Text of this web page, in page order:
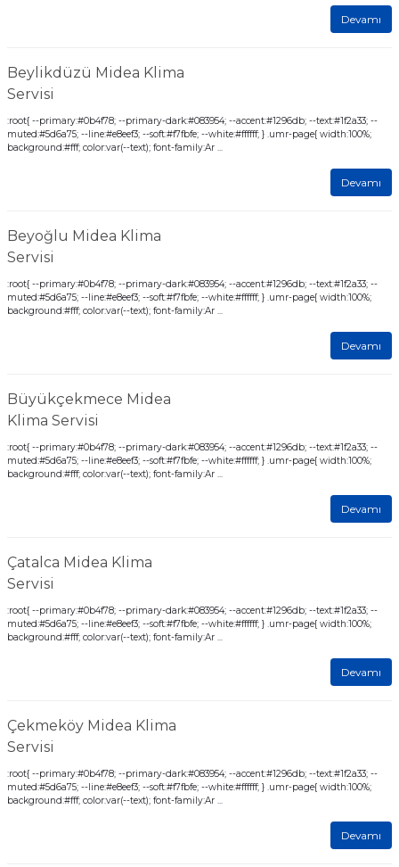
Devamı
Beylikdüzü Midea Klima
Servisi
:root{ --primary:#0b4f78; --primary-dark:#083954; --accent:#1296db; --text:#1f2a33; --
muted:#5d6a75; --line:#e8eef3; --soft:#f7fbfe; --white:#ffffff; } .umr-page{ width:100%;
background:#fff; color:var(--text); font-family:Ar ...
Devamı
Beyoğlu Midea Klima
Servisi
:root{ --primary:#0b4f78; --primary-dark:#083954; --accent:#1296db; --text:#1f2a33; --
muted:#5d6a75; --line:#e8eef3; --soft:#f7fbfe; --white:#ffffff; } .umr-page{ width:100%;
background:#fff; color:var(--text); font-family:Ar ...
Devamı
Büyükçekmece Midea
Klima Servisi
:root{ --primary:#0b4f78; --primary-dark:#083954; --accent:#1296db; --text:#1f2a33; --
muted:#5d6a75; --line:#e8eef3; --soft:#f7fbfe; --white:#ffffff; } .umr-page{ width:100%;
background:#fff; color:var(--text); font-family:Ar ...
Devamı
Çatalca Midea Klima
Servisi
:root{ --primary:#0b4f78; --primary-dark:#083954; --accent:#1296db; --text:#1f2a33; --
muted:#5d6a75; --line:#e8eef3; --soft:#f7fbfe; --white:#ffffff; } .umr-page{ width:100%;
background:#fff; color:var(--text); font-family:Ar ...
Devamı
Çekmeköy Midea Klima
Servisi
:root{ --primary:#0b4f78; --primary-dark:#083954; --accent:#1296db; --text:#1f2a33; --
muted:#5d6a75; --line:#e8eef3; --soft:#f7fbfe; --white:#ffffff; } .umr-page{ width:100%;
background:#fff; color:var(--text); font-family:Ar ...
Devamı